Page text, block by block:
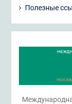
Полезные